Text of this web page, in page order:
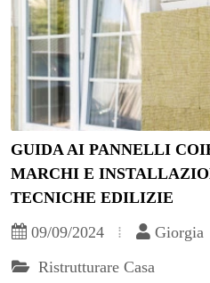
GUIDA AI PANNELLI
MARCHI E
TECNICHE EDILIZIE
09/09/2024
Giorgia
Ristrutturare Casa